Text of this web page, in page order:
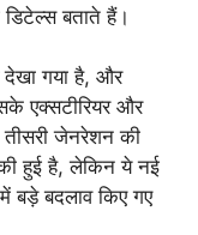
बताते हैं।
गया है, और
एक्सटीरियर और
तीसरी जेनरेशन की
हुई है, लेकिन ये नई
बड़े बदलाव किए गए